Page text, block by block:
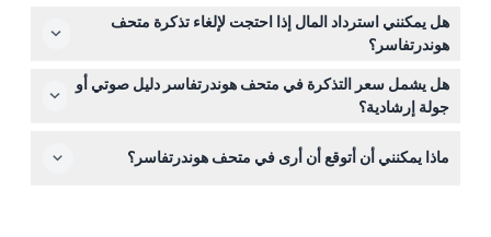
احضر بطاقة هوية صالحة إذا كنت ستحجز تذاكر مخفضة، وارتدِ
أحذية مريحة للمشي، ويفضل إحضار سترة خفيفة لأن المتاحف
قد تكون باردة من الداخل.
هل يمكنني استرداد المال إذا احتجت لإلغاء تذكرة متحف
هوندرتفاسر؟
نعم، يمكنك استرداد المال إذا ألغيت قبل 48 ساعة على الأقل
من زيارتك، مع احتمال تطبيق رسوم تحويل.
هل يشمل سعر التذكرة في متحف هوندرتفاسر دليل صوتي أو
جولة إرشادية؟
تُعرض جولات إرشادية — اسأل موظفي المتحف عند وصولك
ماذا يمكنني أن أتوقع أن أرى في متحف هوندرتفاسر؟